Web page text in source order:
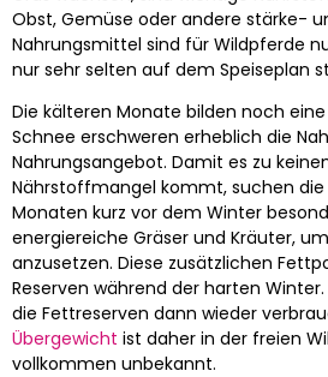
Obst, Gemüse oder andere stärke-
Nahrungsmittel sind für Wildpferde
nur sehr selten auf dem Speiseplan
Die kälteren Monate bilden noch
Schnee erschweren erheblich die
Nahrungsangebot. Damit es zu
Nährstoffmangel kommt, suchen die
Monaten kurz vor dem Winter
energiereiche Gräser und Kräuter,
anzusetzen. Diese zusätzlichen
Reserven während der harten Winter.
die Fettreserven dann wieder
Übergewicht ist daher in der freien
vollkommen unbekannt.